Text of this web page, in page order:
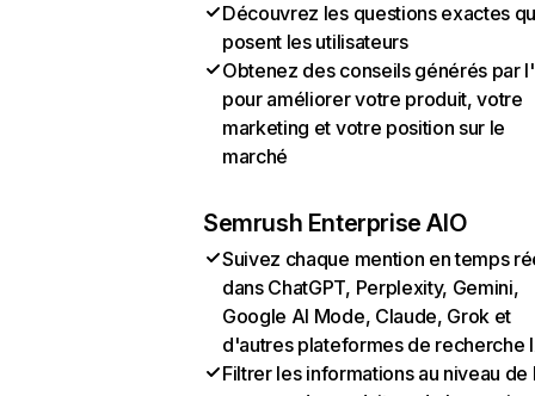
Découvrez les questions exactes
posent les utilisateurs
Obtenez des conseils générés par
pour améliorer votre produit, votre
marketing et votre position sur le
marché
Semrush Enterprise AIO
Suivez chaque mention en temps
dans ChatGPT, Perplexity, Gemini,
Google AI Mode, Claude, Grok et
d'autres plateformes de recherche
Filtrer les informations au niveau de